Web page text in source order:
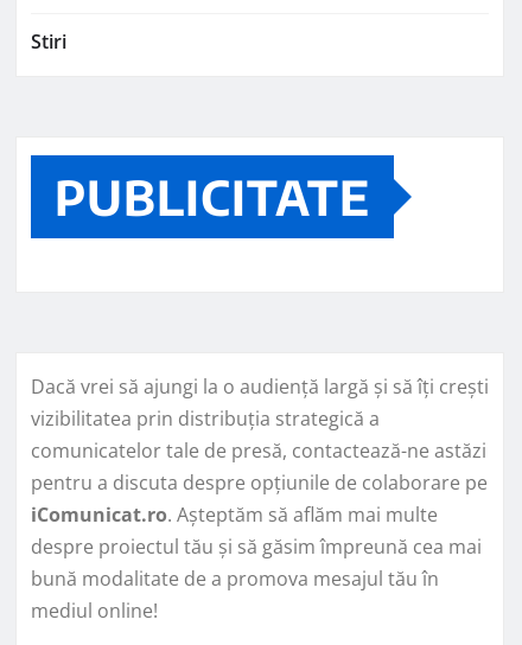
Stiri
PUBLICITATE
Dacă vrei să ajungi la o audiență largă și să îți crești
vizibilitatea prin distribuția strategică a
comunicatelor tale de presă, contactează-ne astăzi
pentru a discuta despre opțiunile de colaborare pe
iComunicat.ro. Așteptăm să aflăm mai multe
despre proiectul tău și să găsim împreună cea mai
bună modalitate de a promova mesajul tău în
mediul online!